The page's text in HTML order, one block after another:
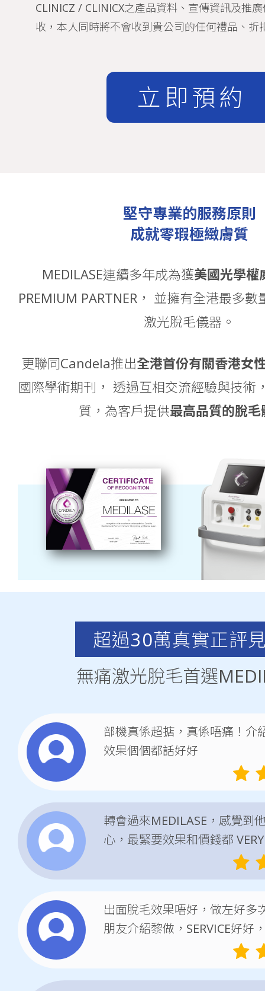
CLINICZ / CLINICX之產品資料、宣傳資訊及推
收，本人同時將不會收到貴公司的任何禮品、折
立即預約
堅守專業的服務原則
成就零瑕極緻膚質
MEDILASE連續多年成為獲美國光學
PREMIUM PARTNER， 並擁有全港最多數
激光脫毛儀器。
更聯同Candela推出全港首份有關香港女
國際學術期刊， 透過互相交流經驗與技術
質，為客戶提供最高品質的脫毛
超過30萬真實正評
無痛激光脫毛首選
部機真係超掂，真係唔痛！介
效果個個都話好好
轉會過來MEDILASE，感覺到
心，最緊要效果和價錢都
出面脫毛效果唔好，做左好多
朋友介紹黎做，SERVICE好好